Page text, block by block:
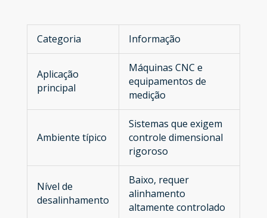
Categoria Informação
Aplicação
principal
Máquinas CNC e
equipamentos de
medição
Ambiente típico
Sistemas que exigem
controle dimensional
rigoroso
Nível de
desalinhamento
Baixo, requer
alinhamento
altamente controlado